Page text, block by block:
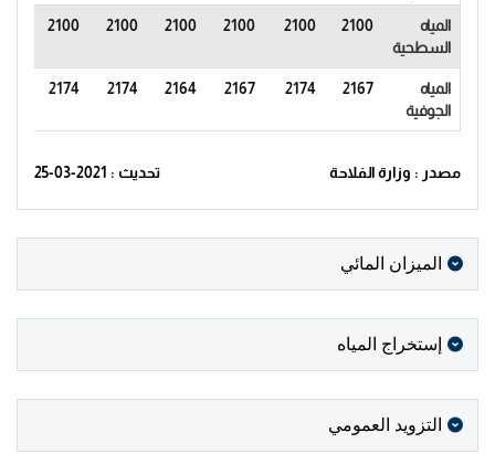
المياه
السطحية
2100
2100
2100
2100
2100
2100
المياه
الجوفية
2167
2174
2167
2164
2174
2174
مصدر : وزارة الفلاحة تحديث : 2021-03-25
الميزان المائي
إستخراج المياه
التزويد العمومي